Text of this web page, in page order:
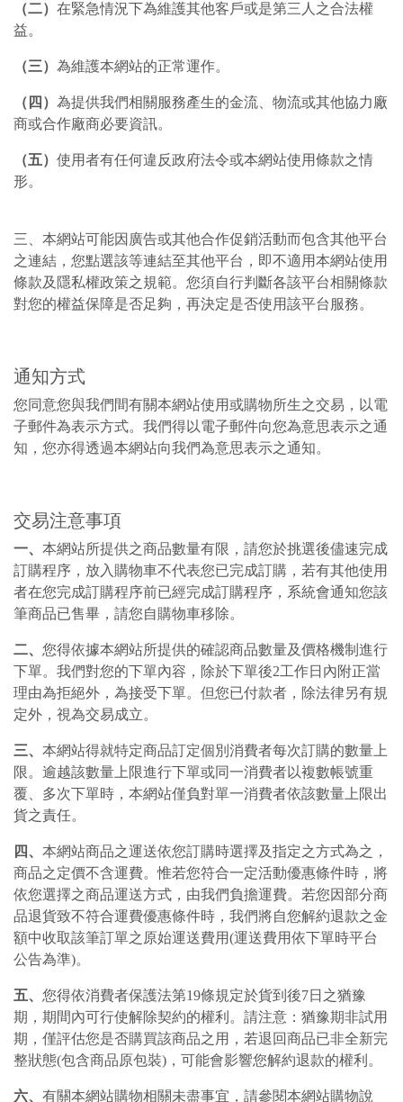
（二） 在緊急情況下為維護其他客戶或是第三人之合法權
益。
（三） 為維護本網站的正常運作。
（四） 為提供我們相關服務產生的金流、物流或其他協力廠
商或合作廠商必要資訊。
（五） 使用者有任何違反政府法令或本網站使用條款之情
形。
三、本網站可能因廣告或其他合作促銷活動而包含其他平台
之連結，您點選該等連結至其他平台，即不適用本網站使用
條款及隱私權政策之規範。您須自行判斷各該平台相關條款
對您的權益保障是否足夠，再決定是否使用該平台服務。
通知方式
您同意您與我們間有關本網站使用或購物所生之交易，以電
子郵件為表示方式。我們得以電子郵件向您為意思表示之通
知，您亦得透過本網站向我們為意思表示之通知。
交易注意事項
一、 本網站所提供之商品數量有限，請您於挑選後儘速完成
訂購程序，放入購物車不代表您已完成訂購，若有其他使用
者在您完成訂購程序前已經完成訂購程序，系統會通知您該
筆商品已售畢，請您自購物車移除。
二、 您得依據本網站所提供的確認商品數量及價格機制進行
下單。我們對您的下單內容，除於下單後2工作日內附正當
理由為拒絕外，為接受下單。但您已付款者，除法律另有規
定外，視為交易成立。
三、 本網站得就特定商品訂定個別消費者每次訂購的數量上
限。逾越該數量上限進行下單或同一消費者以複數帳號重
覆、多次下單時，本網站僅負對單一消費者依該數量上限出
貨之責任。
四、 本網站商品之運送依您訂購時選擇及指定之方式為之，
商品之定價不含運費。惟若您符合一定活動優惠條件時，將
依您選擇之商品運送方式，由我們負擔運費。若您因部分商
品退貨致不符合運費優惠條件時，我們將自您解約退款之金
額中收取該筆訂單之原始運送費用(運送費用依下單時平台
公告為準)。
五、 您得依消費者保護法第19條規定於貨到後7日之猶豫
期，期間內可行使解除契約的權利。請注意：猶豫期非試用
期，僅評估您是否購買該商品之用，若退回商品已非全新完
整狀態(包含商品原包裝)，可能會影響您解約退款的權利。
六、 有關本網站購物相關未盡事宜，請參閱本網站購物說